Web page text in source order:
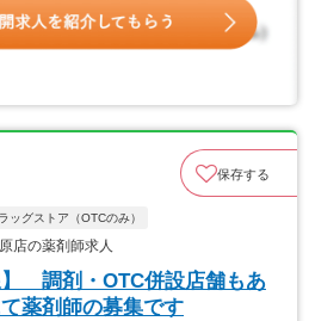
保存する
ッグストア（OTCのみ）
店の薬剤師求人
】 調剤・OTC併設店舗もあ
薬剤師の募集です